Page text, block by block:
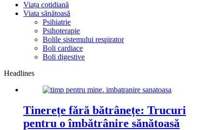
Viața cotidiană
Viata sănătoasă
Psihiatrie
Psihoterapie
Bolile sistemului respirator
Boli cardiace
Boli digestive
Headlines
Tinerețe fără bătrânețe: Trucuri
pentru o îmbătrânire sănătoasă